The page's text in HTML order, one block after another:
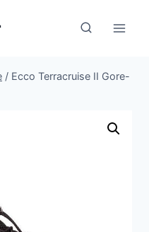
/ Ecco Terracruise II Gore-